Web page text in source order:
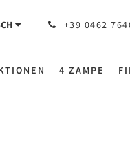
+39 0462
4 ZAMPE